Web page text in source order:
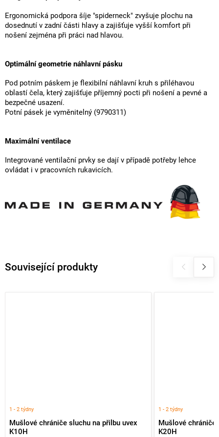
Související produkty
Mušlové chrániče sluchu na přilbu uvex
K10H
1 - 2 týdny
Mušlové chrániče
K20H
1 - 2 týdny
Ergonomická podpora šíje "spiderneck" zvyšuje plochu na
dosednutí v zadní části hlavy a zajišťuje vyšší komfort při
nošení zejména při práci nad hlavou.
Optimální geometrie náhlavní pásku
Pod potním páskem je flexibilní náhlavní kruh s přiléhavou
oblastí čela, který zajišťuje příjemný pocti při nošení a pevné a
bezpečné usazení.
Potní pásek je vyměnitelný (9790311)
Maximální ventilace
Integrované ventilační prvky se dají v případě potřeby lehce
ovládat i v pracovních rukavicích.